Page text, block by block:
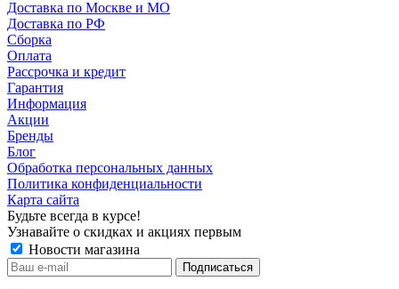
Доставка по Москве и МО
Доставка по РФ
Сборка
Оплата
Рассрочка и кредит
Гарантия
Информация
Акции
Бренды
Блог
Обработка персональных данных
Политика конфиденциальности
Карта сайта
Будьте всегда в курсе!
Узнавайте о скидках и акциях первым
Новости магазина